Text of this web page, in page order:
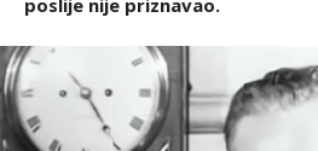
poslije nije priznavao.